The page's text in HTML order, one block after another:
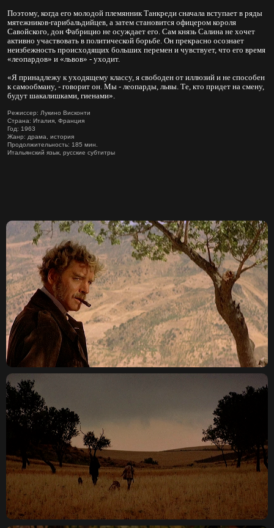
Поэтому, когда его молодой племянник Танкреди сначала вступает в ряды
мятежников-гарибальдийцев, а затем становится офицером короля
Савойского, дон Фабрицио не осуждает его. Сам князь Салина не хочет
активно участвовать в политической борьбе. Он прекрасно осознает
неизбежность происходящих больших перемен и чувствует, что его время
«леопардов» и «львов» - уходит.
«Я принадлежу к уходящему классу, я свободен от иллюзий и не способен
к самообману, - говорит он. Мы - леопарды, львы. Те, кто придет на смену,
будут шакалишками, гиенами».
Режиссер: Лукино Висконти
Страна: Италия, Франция
Год: 1963
Жанр: драма, история
Продолжительность: 185 мин.
Итальянский язык, русские субтитры